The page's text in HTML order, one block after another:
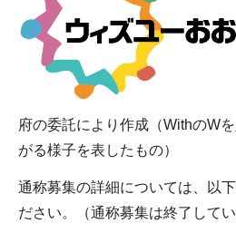
府の委託により作成（WithのW
がる様子を表したもの）
通称募集の詳細については、以
ださい。（通称募集は終了してい